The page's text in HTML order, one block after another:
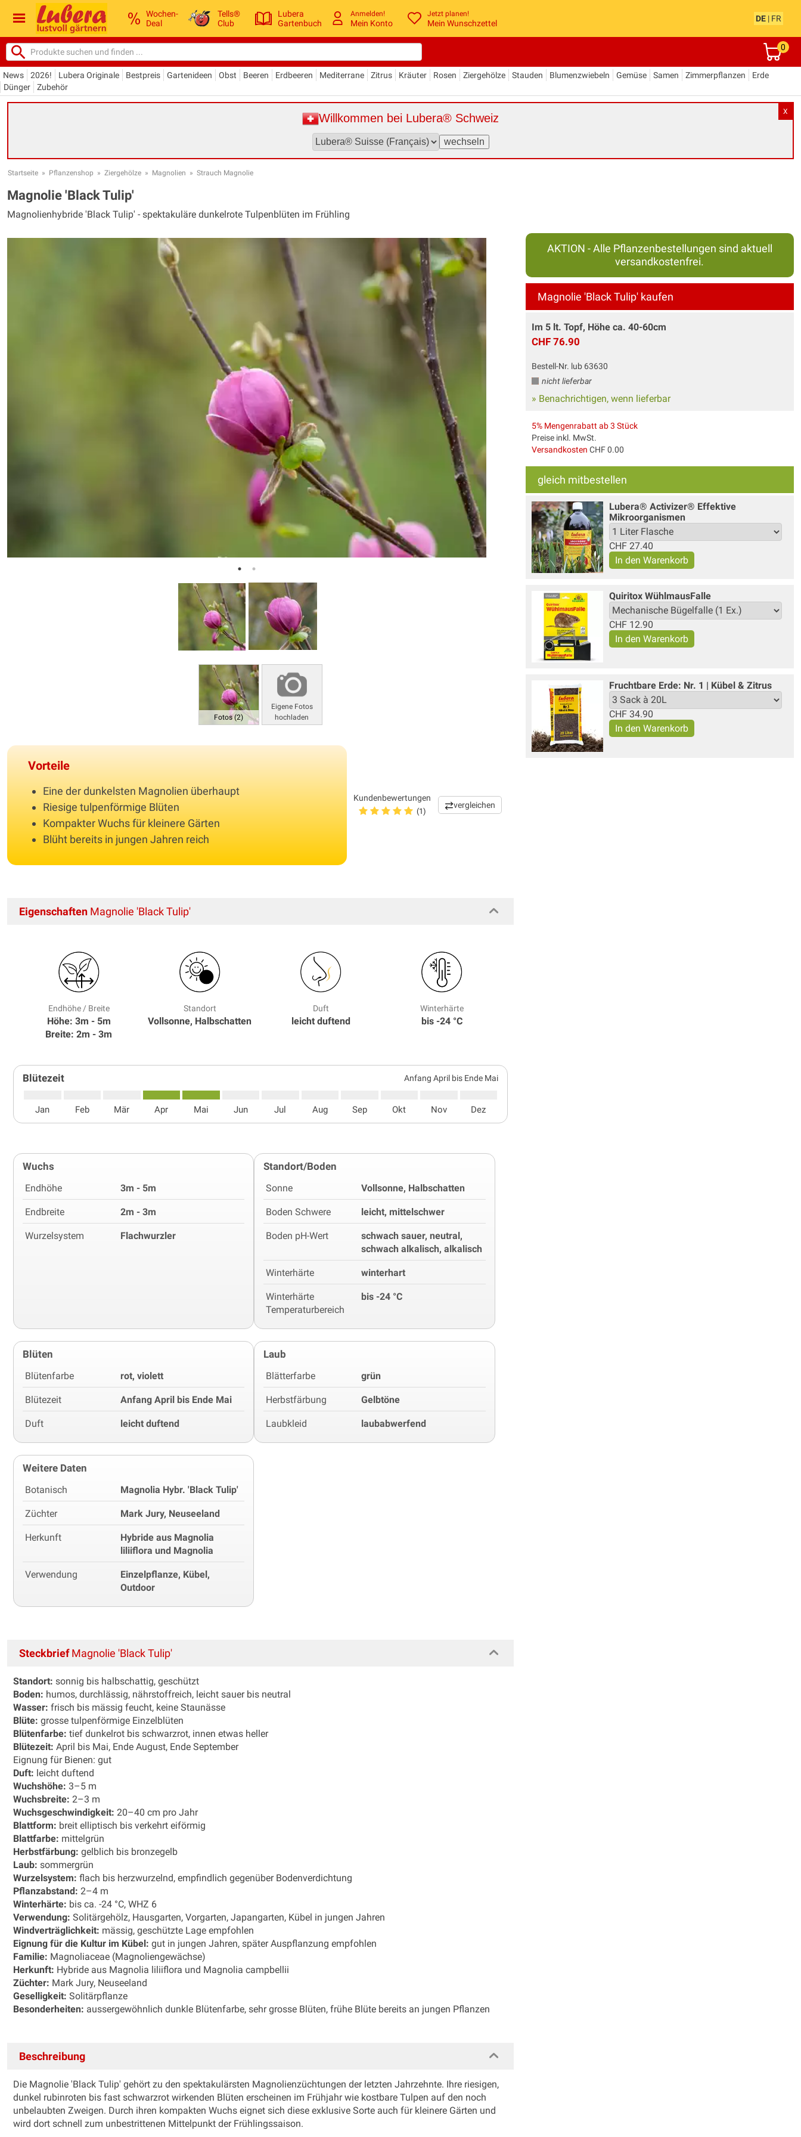
Wochen-
Deal
Tells®
Club
Lubera
Gartenbuch
Anmelden!
Mein Konto
Jetzt planen!
Mein Wunschzettel
DE | FR
0
News 2026! Lubera Originale Bestpreis Gartenideen Obst Beeren Erdbeeren Mediterrane Zitrus Kräuter Rosen Ziergehölze Stauden Blumenzwiebeln Gemüse Samen Zimmerpflanzen
Erde
Dünger
Zubehör
X
Willkommen bei Lubera® Schweiz
Startseite » Pflanzenshop » Ziergehölze » Magnolien » Strauch Magnolie
Magnolie 'Black Tulip'
Magnolienhybride 'Black Tulip' - spektakuläre dunkelrote Tulpenblüten im Frühling
Fotos (2)
Eigene Fotos
hochladen
Vorteile
Eine der dunkelsten Magnolien überhaupt
Riesige tulpenförmige Blüten
Kompakter Wuchs für kleinere Gärten
Blüht bereits in jungen Jahren reich
Kundenbewertungen
(1)
vergleichen
AKTION - Alle Pflanzenbestellungen sind aktuell
versandkostenfrei.
Magnolie 'Black Tulip' kaufen
Im 5 lt. Topf, Höhe ca. 40-60cm
CHF 76.90
Bestell-Nr. lub 63630
nicht lieferbar
» Benachrichtigen, wenn lieferbar
5% Mengenrabatt ab 3 Stück
Preise inkl. MwSt.
Versandkosten CHF 0.00
gleich mitbestellen
Lubera® Activizer® Effektive
Mikroorganismen
CHF 27.40
Quiritox WühlmausFalle
CHF 12.90
Fruchtbare Erde: Nr. 1 | Kübel & Zitrus
CHF 34.90
Eigenschaften Magnolie 'Black Tulip'
Endhöhe / Breite
Höhe: 3m - 5m
Breite: 2m - 3m
Standort
Vollsonne, Halbschatten
Duft
leicht duftend
Winterhärte
bis -24 °C
Blütezeit Anfang April bis Ende Mai
Jan Feb Mär Apr Mai Jun Jul Aug Sep Okt Nov Dez
Wuchs
Endhöhe 3m - 5m
Endbreite 2m - 3m
Wurzelsystem Flachwurzler
Standort/Boden
Sonne Vollsonne, Halbschatten
Boden Schwere leicht, mittelschwer
Boden pH-Wert
schwach sauer, neutral,
schwach alkalisch, alkalisch
Winterhärte winterhart
Winterhärte
Temperaturbereich
bis -24 °C
Blüten
Blütenfarbe rot, violett
Blütezeit Anfang April bis Ende Mai
Duft leicht duftend
Laub
Blätterfarbe grün
Herbstfärbung Gelbtöne
Laubkleid laubabwerfend
Weitere Daten
Botanisch Magnolia Hybr. 'Black Tulip'
Züchter Mark Jury, Neuseeland
Herkunft
Hybride aus Magnolia
liliiflora und Magnolia
Verwendung
Einzelpflanze, Kübel,
Outdoor
SteckbriefMagnolie 'Black Tulip'
Standort: sonnig bis halbschattig, geschützt
Boden: humos, durchlässig, nährstoffreich, leicht sauer bis neutral
Wasser: frisch bis mässig feucht, keine Staunässe
Blüte: grosse tulpenförmige Einzelblüten
Blütenfarbe: tief dunkelrot bis schwarzrot, innen etwas heller
Blütezeit: April bis Mai, Ende August, Ende September
Eignung für Bienen: gut
Duft: leicht duftend
Wuchshöhe: 3–5 m
Wuchsbreite: 2–3 m
Wuchsgeschwindigkeit: 20–40 cm pro Jahr
Blattform: breit elliptisch bis verkehrt eiförmig
Blattfarbe: mittelgrün
Herbstfärbung: gelblich bis bronzegelb
Laub: sommergrün
Wurzelsystem: flach bis herzwurzelnd, empfindlich gegenüber Bodenverdichtung
Pflanzabstand: 2–4 m
Winterhärte: bis ca. -24 °C, WHZ 6
Verwendung: Solitärgehölz, Hausgarten, Vorgarten, Japangarten, Kübel in jungen Jahren
Windverträglichkeit: mässig, geschützte Lage empfohlen
Eignung für die Kultur im Kübel: gut in jungen Jahren, später Auspflanzung empfohlen
Familie: Magnoliaceae (Magnoliengewächse)
Herkunft: Hybride aus Magnolia liliiflora und Magnolia campbellii
Züchter: Mark Jury, Neuseeland
Geselligkeit: Solitärpflanze
Besonderheiten: aussergewöhnlich dunkle Blütenfarbe, sehr grosse Blüten, frühe Blüte bereits an jungen Pflanzen
Beschreibung
Die Magnolie 'Black Tulip' gehört zu den spektakulärsten Magnolienzüchtungen der letzten Jahrzehnte. Ihre riesigen,
dunkel rubinroten bis fast schwarzrot wirkenden Blüten erscheinen im Frühjahr wie kostbare Tulpen auf den noch
unbelaubten Zweigen. Durch ihren kompakten Wuchs eignet sich diese exklusive Sorte auch für kleinere Gärten und
wird dort schnell zum unbestrittenen Mittelpunkt der Frühlingssaison.